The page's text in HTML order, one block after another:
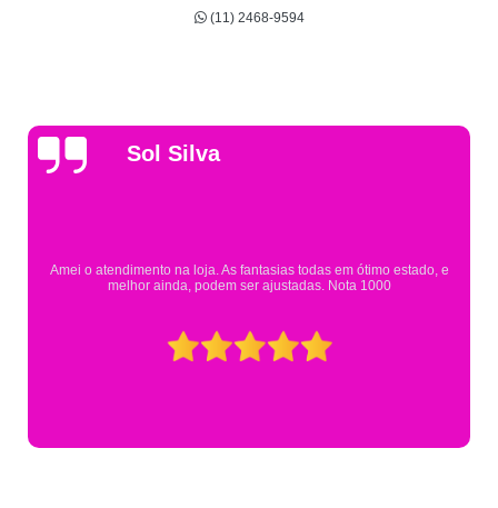
(11) 2468-9594
ótimo estado, e
Pesquisei em mais de 20 lojas e só encontrei a
Eureka. Cheguei praticamente no horário em
mesmo assim fui muito bem